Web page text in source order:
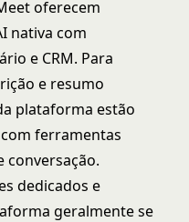
oferecem
nativa com
e CRM. Para
e resumo
plataforma estão
ferramentas
conversação.
dedicados e
geralmente se